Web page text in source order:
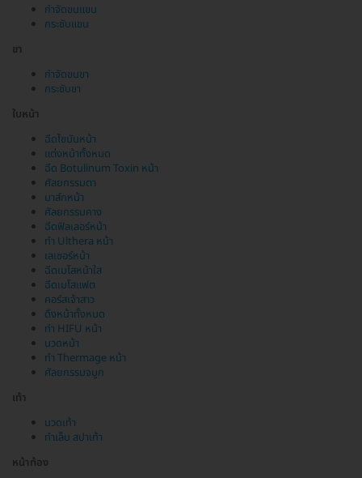
กำจัดขนแขน
กระชับแขน
ขา
กำจัดขนขา
กระชับขา
ใบหน้า
ฉีดไขมันหน้า
แต่งหน้าทั้งหมด
ฉีด Botulinum Toxin หน้า
ศัลยกรรมตา
มาส์กหน้า
ศัลยกรรมคาง
ฉีดฟิลเลอร์หน้า
ทำ Ulthera หน้า
เลเซอร์หน้า
ฉีดเมโสหน้าใส
ฉีดเมโสแฟต
คอร์สเจ้าสาว
ดึงหน้าทั้งหมด
ทำ HIFU หน้า
นวดหน้า
ทำ Thermage หน้า
ศัลยกรรมจมูก
เท้า
นวดเท้า
ทำเล็บ สปาเท้า
หน้าท้อง